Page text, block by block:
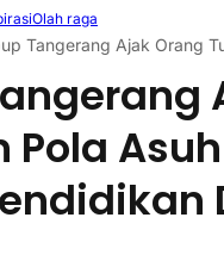
Olah raga
Tangerang Ajak Orang
Pola